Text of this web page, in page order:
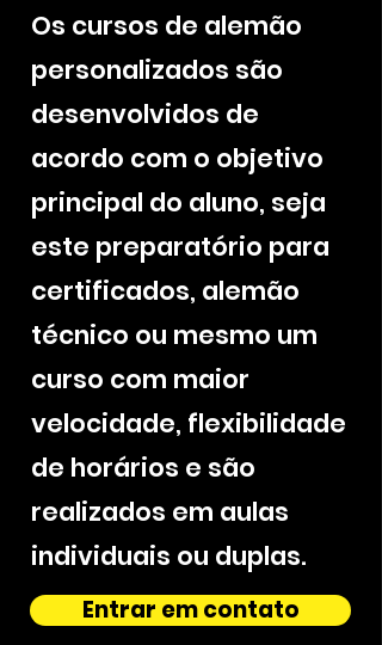
Os cursos de alemão
personalizados são
desenvolvidos de
acordo com o objetivo
principal do aluno, seja
este preparatório para
certificados, alemão
técnico ou mesmo um
curso com maior
velocidade, flexibilidade
de horários e são
realizados em aulas
individuais ou duplas.
Entrar em contato